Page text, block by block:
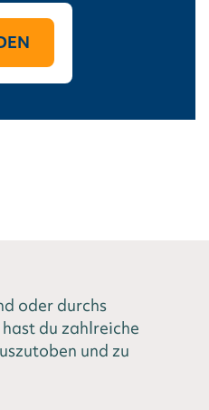
oder durchs
du zahlreiche
und zu